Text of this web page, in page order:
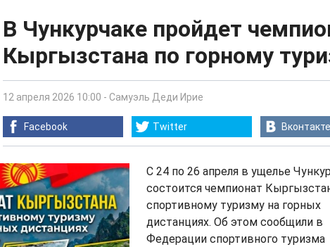
В Чункурчаке пройдет
Кыргызстана по горному
12 апреля 2026 10:00 - Самуэль Деди Ирие
Facebook Twitter Вконтакте
С 24 по 26 апреля в ущелье
состоится чемпионат
спортивному туризму на горных
дистанциях. Об этом сообщили в
Федерации спортивного туризма